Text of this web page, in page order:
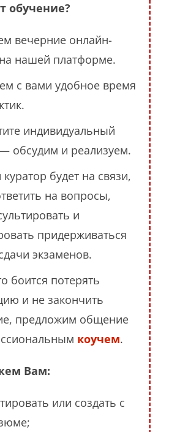
обучение?
вечерние онлайн-
нашей платформе.
с вами удобное время
индивидуальный
обсудим и реализуем.
будет на связи,
на вопросы,
и
придерживаться
экзаменов.
боится потерять
и не закончить
предложим общение
коучем.
Вам:
или создать с